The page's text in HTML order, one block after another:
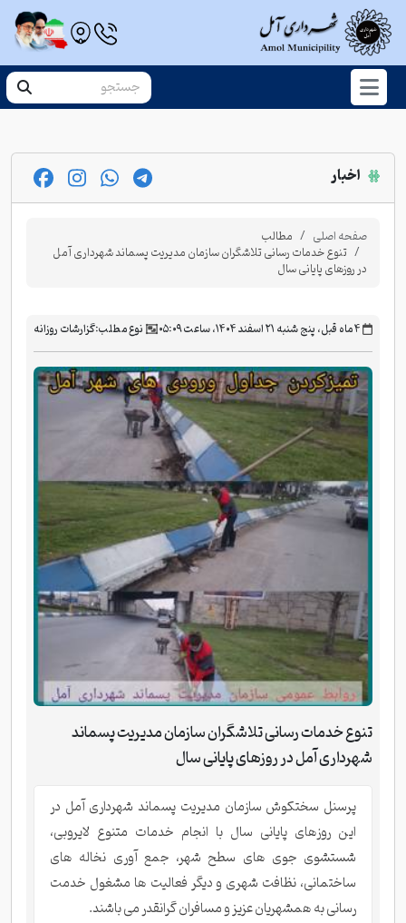
اخبار
صفحه اصلی مطالب
تنوع خدمات رسانی تلاشگران سازمان مدیریت پسماند شهرداری آمل
در روزهای پایانی سال
‫۴ ماه قبل، پنج شنبه ۲۱ اسفند ۱۴۰۴، ساعت ۰۵:۰۹ نوع مطلب:گزارشات روزانه
تنوع خدمات رسانی تلاشگران سازمان مدیریت پسماند
شهرداری آمل در روزهای پایانی سال
پرسنل سختکوش سازمان مدیریت پسماند شهرداری آمل در
این روزهای پایانی سال با انجام خدمات متنوع لایروبی،
شستشوی جوی های سطح شهر، جمع آوری نخاله های
ساختمانی، نظافت شهری و دیگر فعالیت ها مشغول خدمت
رسانی به همشهریان عزیز و مسافران گرانقدر می باشند.